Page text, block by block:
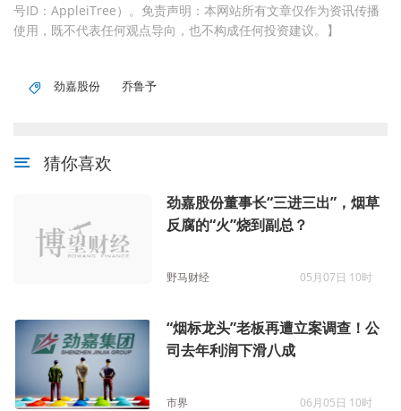
号ID：AppleiTree）。免责声明：本网站所有文章仅作为资讯传播
使用，既不代表任何观点导向，也不构成任何投资建议。】
劲嘉股份 乔鲁予
猜你喜欢
劲嘉股份董事长“三进三出”，烟草
反腐的“火”烧到副总？
野马财经 05月07日 10时
“烟标龙头”老板再遭立案调查！公
司去年利润下滑八成
市界 06月05日 10时